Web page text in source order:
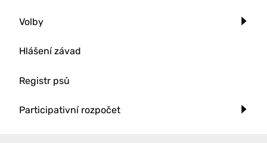
Volby
Hlášení závad
Registr psů
Participativní rozpočet